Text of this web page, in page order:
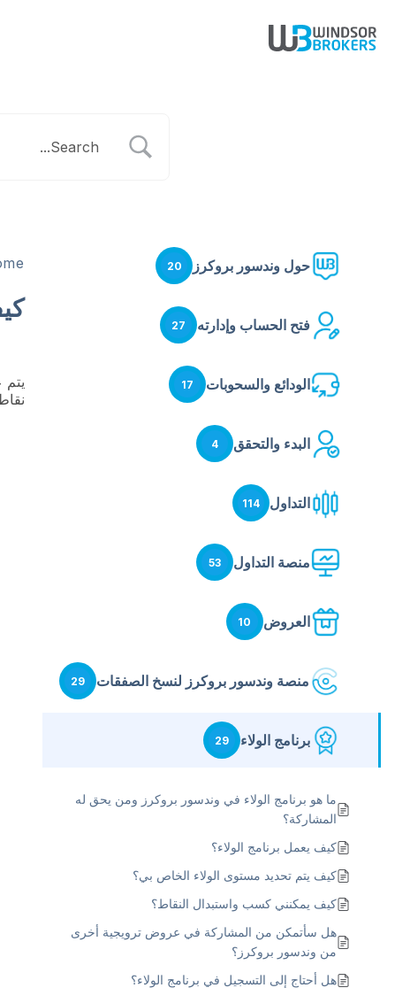
حول وندسور بروكرز 20
فتح الحساب وإدارته 27
الودائع والسحوبات 17
البدء والتحقق 4
التداول 114
منصة التداول 53
العروض 10
منصة وندسور بروكرز لنسخ الصفقات 29
برنامج الولاء 29
ما هو برنامج الولاء في وندسور بروكرز ومن يحق له
المشاركة؟
كيف يعمل برنامج الولاء؟
كيف يتم تحديد مستوى الولاء الخاص بي؟
كيف يمكنني كسب واستبدال النقاط؟
هل سأتمكن من المشاركة في عروض ترويجية أخرى
من وندسور بروكرز؟
هل أحتاج إلى التسجيل في برنامج الولاء؟